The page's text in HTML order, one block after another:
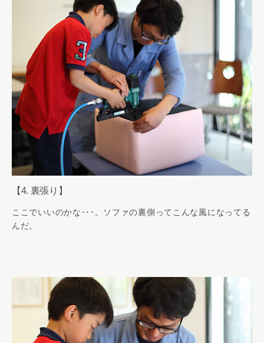
【4. 裏張り】
ここでいいのかな･･･。ソファの裏側ってこんな風になってる
んだ。